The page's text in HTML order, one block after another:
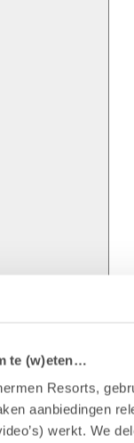
te (w)eten…
Resorts,
aanbiedingen
werkt. We